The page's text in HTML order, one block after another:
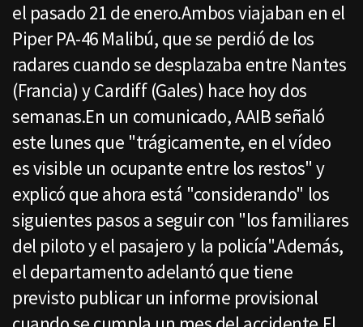
el pasado 21 de enero.Ambos viajaban en el
Piper PA-46 Malibú, que se perdió de los
radares cuando se desplazaba entre Nantes
(Francia) y Cardiff (Gales) hace hoy dos
semanas.En un comunicado, AAIB señaló
este lunes que "trágicamente, en el vídeo
es visible un ocupante entre los restos" y
explicó que ahora está "considerando" los
siguientes pasos a seguir con "los familiares
del piloto y el pasajero y la policía".Además,
el departamento adelantó que tiene
previsto publicar un informe provisional